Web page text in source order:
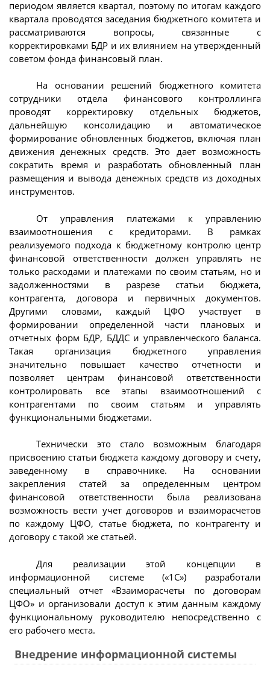
периодом является квартал, поэтому по итогам каждого
квартала проводятся заседания бюджетного комитета и
рассматриваются вопросы, связанные с
корректировками БДР и их влиянием на утвержденный
советом фонда финансовый план.
На основании решений бюджетного комитета
сотрудники отдела финансового контроллинга
проводят корректировку отдельных бюджетов,
дальнейшую консолидацию и автоматическое
формирование обновленных бюджетов, включая план
движения денежных средств. Это дает возможность
сократить время и разработать обновленный план
размещения и вывода денежных средств из доходных
инструментов.
От управления платежами к управлению
взаимоотношения с кредиторами. В рамках
реализуемого подхода к бюджетному контролю центр
финансовой ответственности должен управлять не
только расходами и платежами по своим статьям, но и
задолженностями в разрезе статьи бюджета,
контрагента, договора и первичных документов.
Другими словами, каждый ЦФО участвует в
формировании определенной части плановых и
отчетных форм БДР, БДДС и управленческого баланса.
Такая организация бюджетного управления
значительно повышает качество отчетности и
позволяет центрам финансовой ответственности
контролировать все этапы взаимоотношений с
контрагентами по своим статьям и управлять
функциональными бюджетами.
Технически это стало возможным благодаря
присвоению статьи бюджета каждому договору и счету,
заведенному в справочнике. На основании
закрепления статей за определенным центром
финансовой ответственности была реализована
возможность вести учет договоров и взаиморасчетов
по каждому ЦФО, статье бюджета, по контрагенту и
договору с такой же статьей.
Для реализации этой концепции в
информационной системе («1С») разработали
специальный отчет «Взаиморасчеты по договорам
ЦФО» и организовали доступ к этим данным каждому
функциональному руководителю непосредственно с
его рабочего места.
Внедрение информационной системы